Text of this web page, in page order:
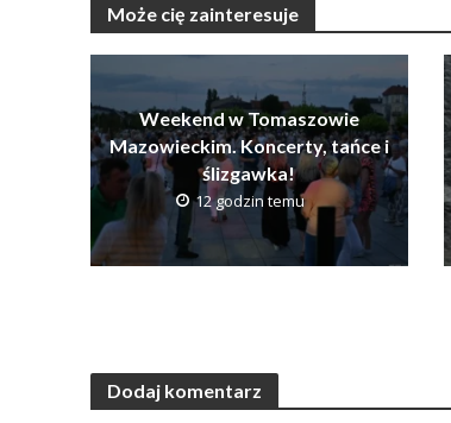
Może cię zainteresuje
Weekend w Tomaszowie
Mazowieckim. Koncerty, tańce i
ślizgawka!
12 godzin temu
Dodaj komentarz